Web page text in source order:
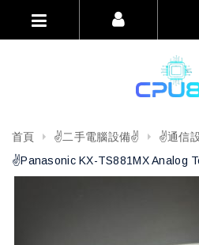
首頁 ✌️二手電腦設備✌️
✌️通信
✌️Panasonic KX-TS881MX Analog